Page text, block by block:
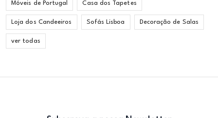
Móveis de Portugal Casa dos Tapetes
Loja dos Candeeiros Sofás Lisboa Decoração de Salas
ver todas